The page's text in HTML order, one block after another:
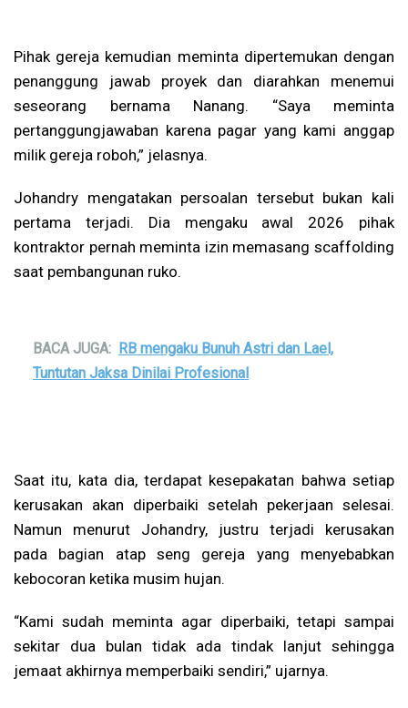
Pihak gereja kemudian meminta dipertemukan dengan
penanggung jawab proyek dan diarahkan menemui
seseorang bernama Nanang. “Saya meminta
pertanggungjawaban karena pagar yang kami anggap
milik gereja roboh,” jelasnya.
Johandry mengatakan persoalan tersebut bukan kali
pertama terjadi. Dia mengaku awal 2026 pihak
kontraktor pernah meminta izin memasang scaffolding
saat pembangunan ruko.
BACA JUGA: RB mengaku Bunuh Astri dan Lael,
Tuntutan Jaksa Dinilai Profesional
Saat itu, kata dia, terdapat kesepakatan bahwa setiap
kerusakan akan diperbaiki setelah pekerjaan selesai.
Namun menurut Johandry, justru terjadi kerusakan
pada bagian atap seng gereja yang menyebabkan
kebocoran ketika musim hujan.
“Kami sudah meminta agar diperbaiki, tetapi sampai
sekitar dua bulan tidak ada tindak lanjut sehingga
jemaat akhirnya memperbaiki sendiri,” ujarnya.